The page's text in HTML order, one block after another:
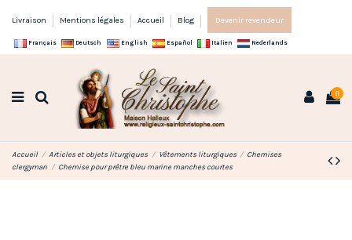
Livraison Mentions légales Accueil Blog Devenir revendeur
Français Deutsch English Español Italien Nederlands
0
Accueil Articles et objets liturgiques Vêtements liturgiques
Chemises
clergyman
Chemise pour prêtre bleu marine manches courtes